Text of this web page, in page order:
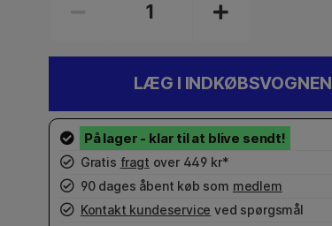
LÆG I INDKØBSVOGNEN
Gratis fragt over 449 kr*
90 dages åbent køb som medlem
Kontakt kundeservice ved spørgsmål